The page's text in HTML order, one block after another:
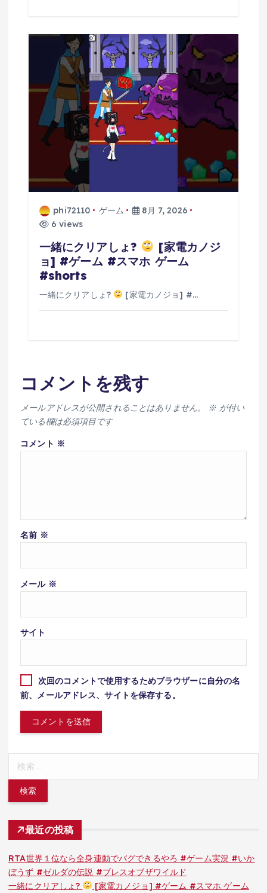
phi72110 ゲーム
8月 7, 2026
6 views
一緒にクリアしょ?
[家電カノジ
ョ] #ゲーム #スマホ ゲーム
#shorts
一緒にクリアしょ? [家電カノジョ] #…
コメントを残す
メールアドレスが公開されることはありません。 ※が付い
ている欄は必須項目です
コメント ※
名前 ※
メール ※
サイト
次回のコメントで使用するためブラウザーに自分の名
前、メールアドレス、サイトを保存する。
最近の投稿
RTA世界１位なら全身連動でバグできるやろ #ゲーム実況 #いか
ぼうず #ゼルダの伝説 #ブレスオブザワイルド
一緒にクリアしょ?
[家電カノジョ] #ゲーム #スマホ ゲーム